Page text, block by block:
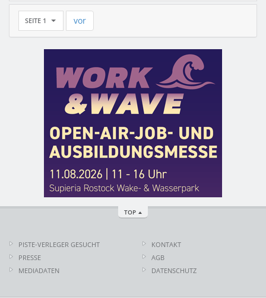
SEITE 1 vor
TOP
PISTE-VERLEGER GESUCHT
PRESSE
MEDIADATEN
KONTAKT
AGB
DATENSCHUTZ